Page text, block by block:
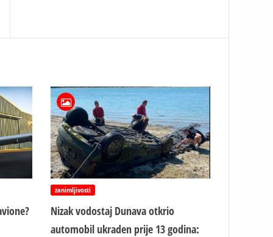
zanimljivosti
Nizak vodostaj Dunava otkrio
automobil ukraden prije 13 godina: